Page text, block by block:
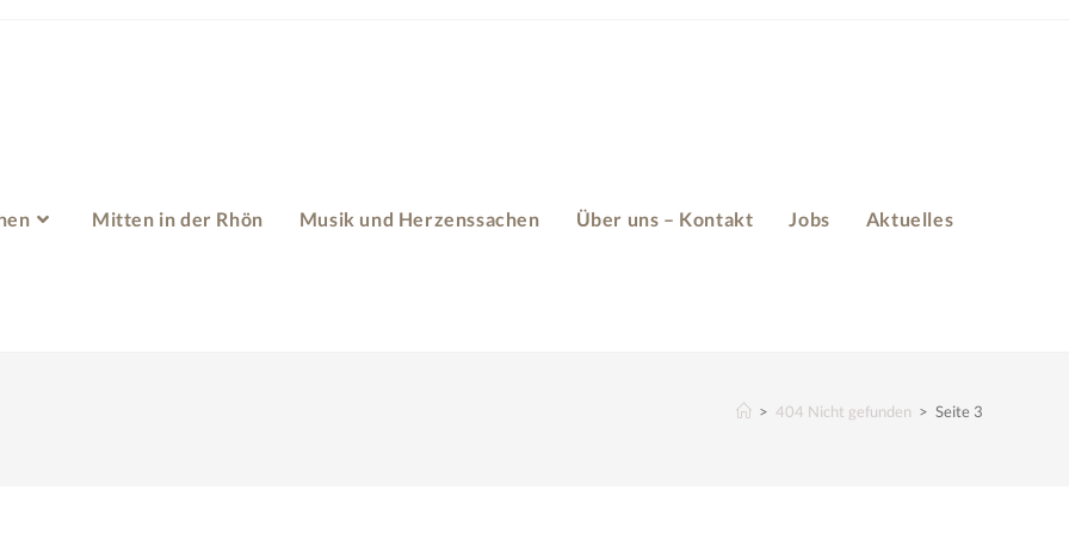
Mitten in der Rhön Musik und Herzenssachen Über uns – Kontakt Jobs Aktuelles
> 404 Nicht gefunden > Seite 3